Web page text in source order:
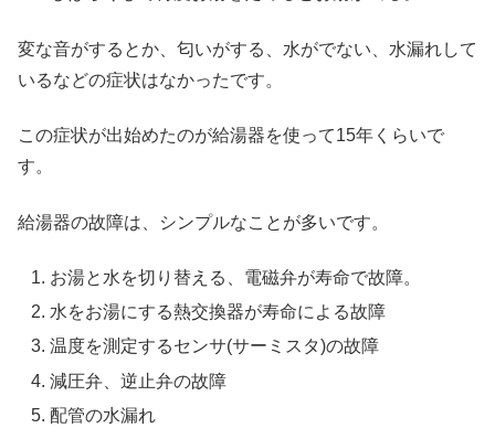
変な音がするとか、匂いがする、水がでない、水漏れして
いるなどの症状はなかったです。
この症状が出始めたのが給湯器を使って15年くらいで
す。
給湯器の故障は、シンプルなことが多いです。
お湯と水を切り替える、電磁弁が寿命で故障。
水をお湯にする熱交換器が寿命による故障
温度を測定するセンサ(サーミスタ)の故障
減圧弁、逆止弁の故障
配管の水漏れ